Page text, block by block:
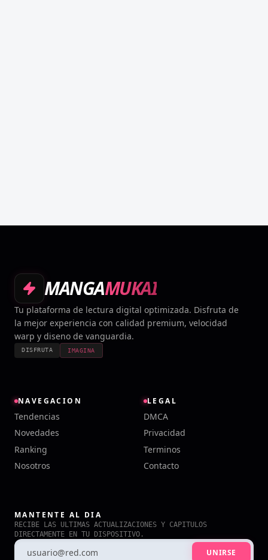
MANGAMUKAI
Tu plataforma de lectura digital optimizada. Disfruta de
la mejor experiencia con calidad premium, velocidad
warp y diseno de vanguardia.
DISFRUTA IMAGINA
NAVEGACION
Tendencias
Novedades
Ranking
Nosotros
LEGAL
DMCA
Privacidad
Terminos
Contacto
MANTENTE AL DIA
RECIBE LAS ULTIMAS ACTUALIZACIONES Y CAPITULOS
DIRECTAMENTE EN TU DISPOSITIVO.
UNIRSE